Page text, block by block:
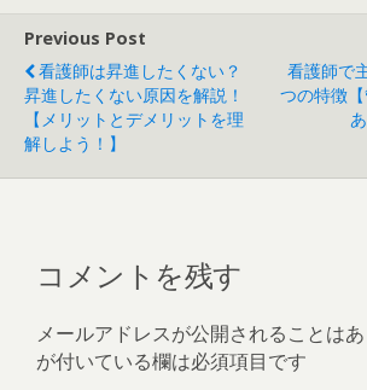
Previous Post
看護師は昇進したくない？
昇進したくない原因を解説！
【メリットとデメリットを理
解しよう！】
看護師で
つの特徴
コメントを残す
メールアドレスが公開されることはあ
が付いている欄は必須項目です